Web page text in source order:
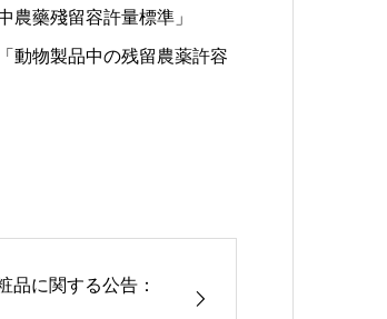
農藥殘留容許量標準」
動物製品中の残留農薬許容
品に関する公告：